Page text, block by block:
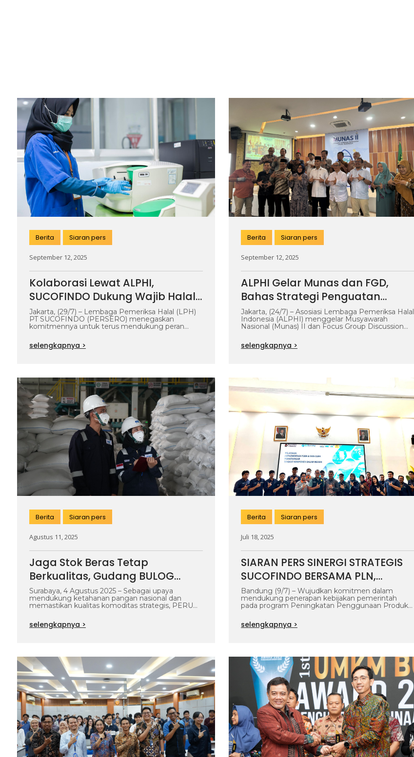
Berita Siaran pers
September 12, 2025
Kolaborasi Lewat ALPHI,
SUCOFINDO Dukung Wajib Halal
Kosmetik Tahun 2026
Jakarta, (29/7) – Lembaga Pemeriksa Halal (LPH)
PT SUCOFINDO (PERSERO) menegaskan
komitmennya untuk terus mendukung peran
selengkapnya >
Berita Siaran pers
September 12, 2025
ALPHI Gelar Munas dan FGD,
Bahas Strategi Penguatan
Pemeriksaan Halal Nasional
Jakarta, (24/7) – Asosiasi Lembaga Pemeriksa Halal
Indonesia (ALPHI) menggelar Musyawarah
Nasional (Munas) II dan Focus Group Discussion
selengkapnya >
Berita Siaran pers
Agustus 11, 2025
Jaga Stok Beras Tetap
Berkualitas, Gudang BULOG
Kanwil Jawa Timur Terapkan
Fumigasi oleh SUCOFINDO
Surabaya, 4 Agustus 2025 – Sebagai upaya
mendukung ketahanan pangan nasional dan
memastikan kualitas komoditas strategis, PERUM
selengkapnya >
Berita Siaran pers
Juli 18, 2025
SIARAN PERS SINERGI STRATEGIS
SUCOFINDO BERSAMA PLN,
TINGKATKAN EDUKASI
PENGGUNAAN PRODUK DALAM
Bandung (9/7) – Wujudkan komitmen dalam
mendukung penerapan kebijakan pemerintah
pada program Peningkatan Penggunaan Produk
selengkapnya >